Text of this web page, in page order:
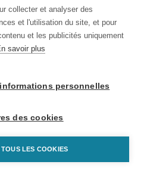
collecter et analyser des
et l'utilisation du site, et pour
et les publicités uniquement
savoir plus
personnelles
des cookies
LES COOKIES